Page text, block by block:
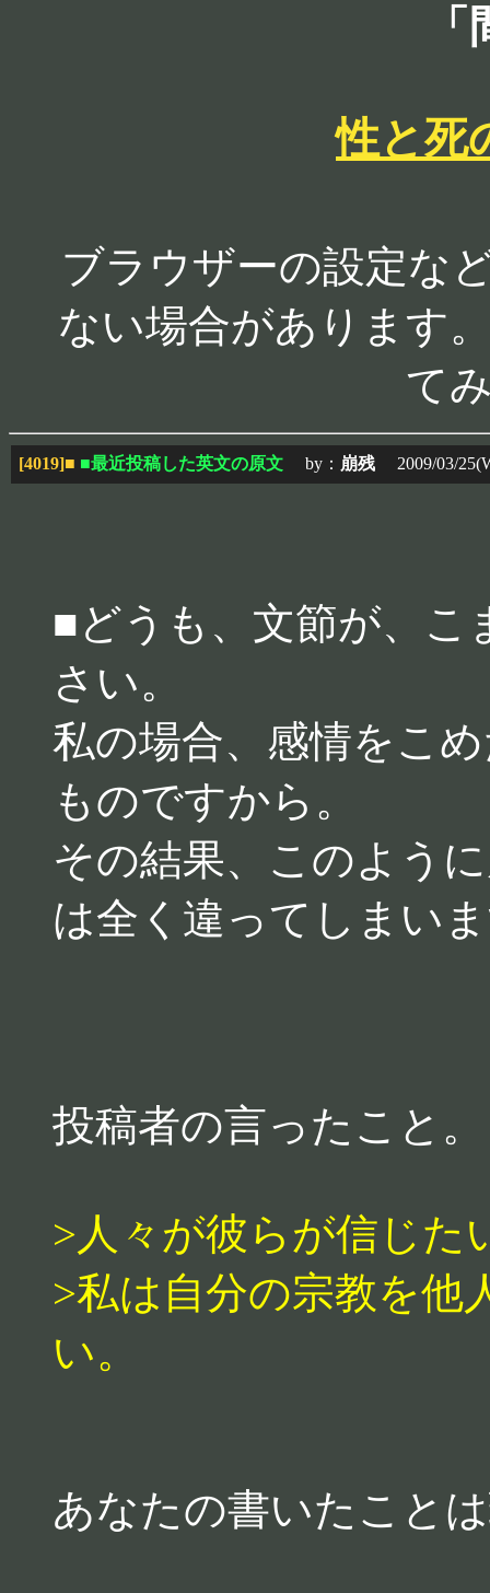
性と死
ブラウザーの設定な
ない場合があります
て
[4019]■ ■最近投稿した英文の原文 by： 崩残 2009/03/
■どうも、文節が、こ
さい。
私の場合、感情をこ
ものですから。
その結果、このよう
は全く違ってしまい
投稿者の言ったこと。
>人々が彼らが信じた
>私は自分の宗教を他
い。
あなたの書いたこと